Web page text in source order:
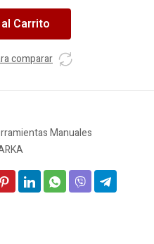
Carrito
comparar
Manuales